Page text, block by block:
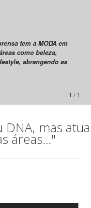
tem a MODA em
como beleza,
abrangendo as
1 / 1
mas atua
áreas..."